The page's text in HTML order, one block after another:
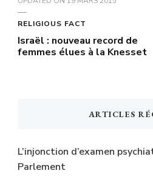
RELIGIOUS FACT
Israël : nouveau record de
femmes élues à la Knesset
ARTICLES
L’injonction d’examen
Parlement